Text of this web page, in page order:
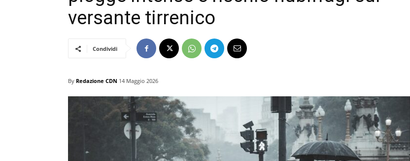
versante tirrenico
Condividi
By Redazione CDN 14 Maggio 2026